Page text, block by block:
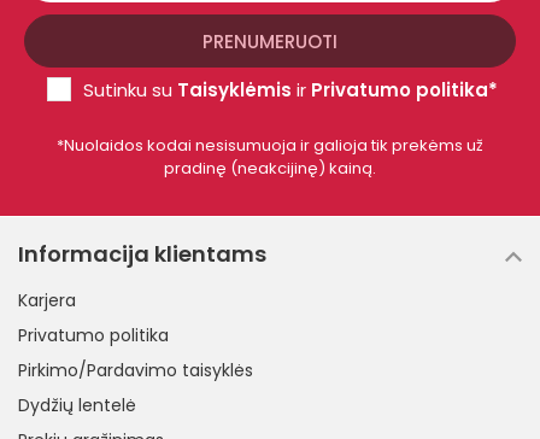
Sutinku su Taisyklėmis ir Privatumo politika*
*Nuolaidos kodai nesisumuoja ir galioja tik prekėms už
pradinę (neakcijinę) kainą.
Informacija klientams
Karjera
Privatumo politika
Pirkimo/Pardavimo taisyklės
Dydžių lentelė